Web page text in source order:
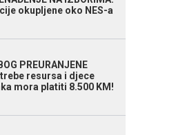
okupljene oko NES-a
PREURANJENE
resursa i djece
mora platiti 8.500 KM!